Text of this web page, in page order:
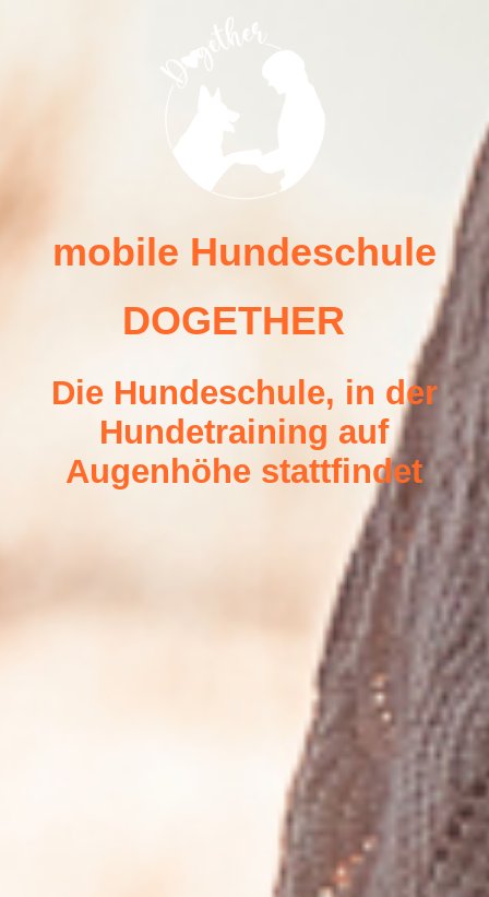
mobile Hundeschule
DOGETHER
Die Hundeschule, in der
Hundetraining auf
Augenhöhe stattfindet
Dein Hundetrainerteam -mobile Hundeschule DOGETHER
Kooperationen
Impressum/ Datenschutzerklärung